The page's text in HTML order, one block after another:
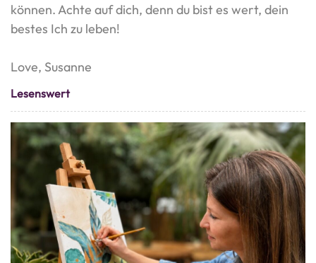
können. Achte auf dich, denn du bist es wert, dein
bestes Ich zu leben!
Love, Susanne
Lesenswert